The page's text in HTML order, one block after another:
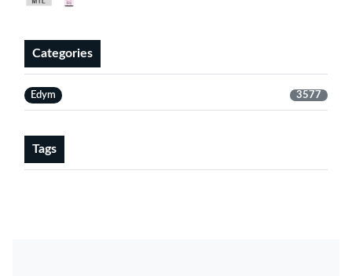
Categories
Edym 3577
Tags